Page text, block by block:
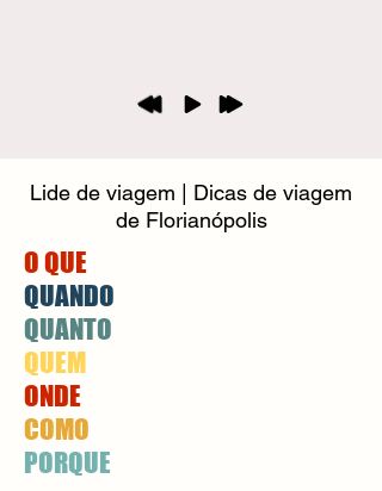
Lide de viagem | Dicas de viagem
de Florianópolis
O QUE
QUANDO
QUANTO
QUEM
ONDE
COMO
PORQUE